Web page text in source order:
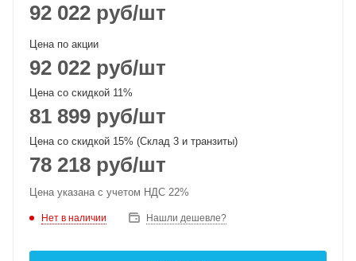
92 022 руб/шт
Цена по акции
92 022 руб/шт
Цена со скидкой 11%
81 899 руб/шт
Цена со скидкой 15% (Склад 3 и транзиты)
78 218 руб/шт
Цена указана с учетом НДС 22%
Нет в наличии Нашли дешевле?